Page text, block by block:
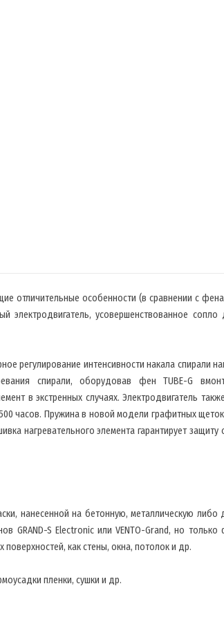
отличительные особенности (в сравнении с
электродвигатель, усовершенствованное сопло
регулирование интенсивности накала спирали
спирали, оборудовав фен TUBE-G
в экстренных случаях. Электродвигатель
часов. Пружина в новой модели графитных
нагревательного элемента гарантирует защиту
нанесенной на бетонную, металлическую либо
S Electronic или VENTO-Grand, но только
как стены, окна, потолок и др.
пленки, сушки и др.